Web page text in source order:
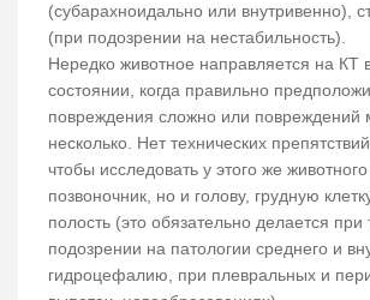
(субарахноидально или внутривенно),
(при подозрении на нестабильность).
Нередко животное направляется на КТ
состоянии, когда правильно
повреждения сложно или повреждений
несколько. Нет технических
чтобы исследовать у этого же
позвоночник, но и голову, грудную
полость (это обязательно делается
подозрении на патологии среднего и
гидроцефалию, при плевральных и